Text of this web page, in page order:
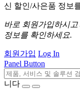
신 할인/사은품 정보
바로 회원가입하시
정보를 확인하세요.
회원가입 Log In
Panel Button
니다